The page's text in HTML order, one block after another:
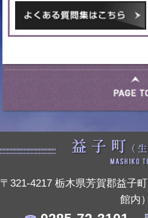
〒321-4217 栃木県芳賀郡益子
館内）